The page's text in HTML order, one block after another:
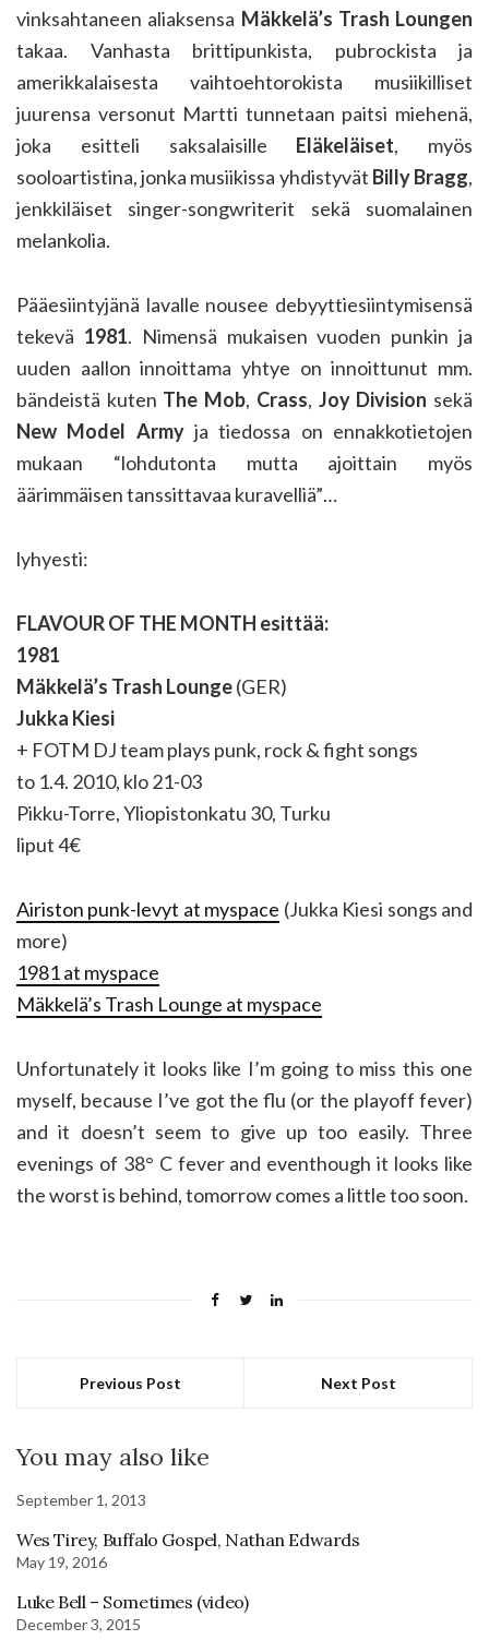
vinksahtaneen aliaksensa Mäkkelä’s Trash Loungen
takaa. Vanhasta brittipunkista, pubrockista ja
amerikkalaisesta vaihtoehtorokista musiikilliset
juurensa versonut Martti tunnetaan paitsi miehenä,
joka esitteli saksalaisille Eläkeläiset, myös
sooloartistina, jonka musiikissa yhdistyvät Billy Bragg,
jenkkiläiset singer-songwriterit sekä suomalainen
melankolia.
Pääesiintyjänä lavalle nousee debyyttiesiintymisensä
tekevä 1981. Nimensä mukaisen vuoden punkin ja
uuden aallon innoittama yhtye on innoittunut mm.
bändeistä kuten The Mob, Crass, Joy Division sekä
New Model Armyja tiedossa on ennakkotietojen
mukaan “lohdutonta mutta ajoittain myös
äärimmäisen tanssittavaa kuravelliä”…
lyhyesti:
FLAVOUR OF THE MONTH esittää:
1981
Mäkkelä’s Trash Lounge(GER)
Jukka Kiesi
+ FOTM DJ team plays punk, rock & fight songs
to 1.4. 2010, klo 21-03
Pikku-Torre, Yliopistonkatu 30, Turku
liput 4€
Airiston punk-levyt at myspace (Jukka Kiesi songs and
more)
1981 at myspace
Mäkkelä’s Trash Lounge at myspace
Unfortunately it looks like I’m going to miss this one
myself, because I’ve got the flu (or the playoff fever)
and it doesn’t seem to give up too easily. Three
evenings of 38° C fever and eventhough it looks like
the worst is behind, tomorrow comes a little too soon.
Previous Post Next Post
You may also like
September 1, 2013
Wes Tirey, Buffalo Gospel, Nathan Edwards
May 19, 2016
Luke Bell – Sometimes (video)
December 3, 2015